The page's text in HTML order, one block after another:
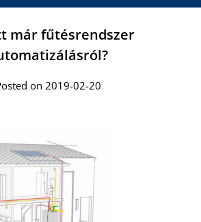
már fűtésrendszer
on 2019-02-20